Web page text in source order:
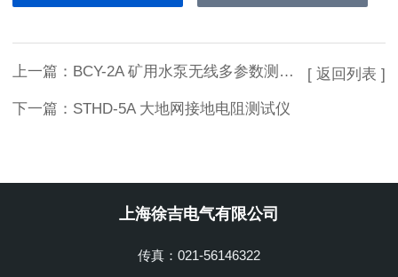
上一篇： BCY-2A 矿用水泵无线多参数测试仪
下一篇： STHD-5A 大地网接地电阻测试仪
[ 返回列表 ]
上海徐吉电气有限公司
传真：021-56146322